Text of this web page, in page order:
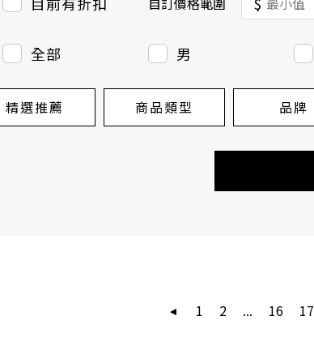
全部 男
精選推薦 商品類型 品牌
1 2 ... 16 17